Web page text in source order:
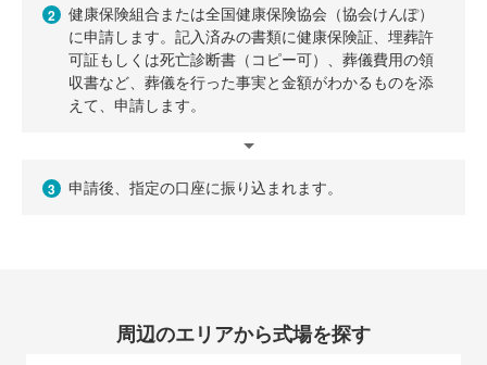
2
健康保険組合または全国健康保険協会（協会けんぽ）
に申請します。記入済みの書類に健康保険証、埋葬許
可証もしくは死亡診断書（コピー可）、葬儀費用の領
収書など、葬儀を行った事実と金額がわかるものを添
えて、申請します。
3 申請後、指定の口座に振り込まれます。
周辺のエリアから式場を探す